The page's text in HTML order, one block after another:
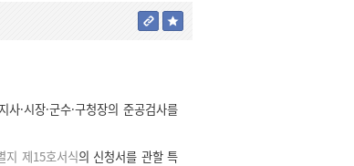
·시장·군수·구청장의 준공검사를
지 제15호서식의 신청서를 관할 특